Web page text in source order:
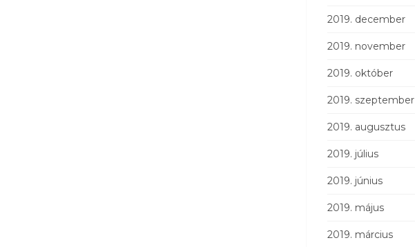
2019. december
2019. november
2019. október
2019. szeptember
2019. augusztus
2019. július
2019. június
2019. május
2019. március